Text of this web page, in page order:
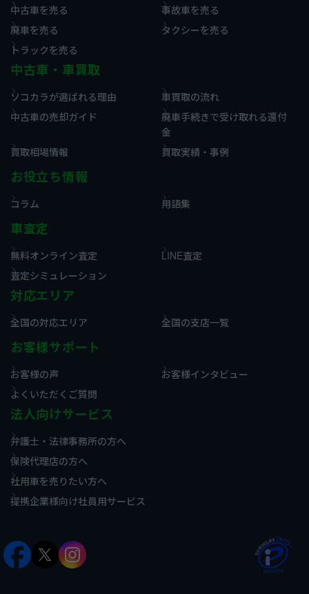
中古車を売る
事故車を売る
廃車を売る
タクシーを売る
トラックを売る
中古車・車買取
ソコカラが選ばれる理由
車買取の流れ
中古車の売却ガイド
廃車手続きで受け取れる還付
金
買取相場情報
買取実績・事例
お役立ち情報
コラム 用語集
車査定
無料オンライン査定
LINE査定
査定シミュレーション
対応エリア
全国の対応エリア 全国の支店一覧
お客様サポート
お客様の声
お客様インタビュー
よくいただくご質問
法人向けサービス
弁護士・法律事務所の方へ
保険代理店の方へ
社用車を売りたい方へ
提携企業様向け社員用サービス